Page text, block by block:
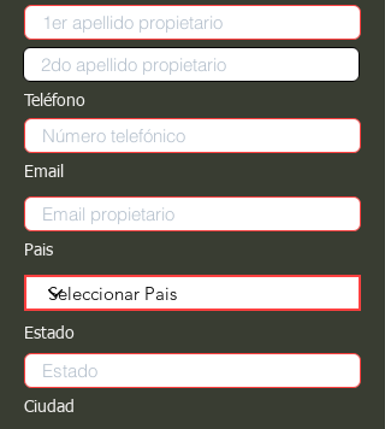
Teléfono
Email
Pais
Estado
Ciudad